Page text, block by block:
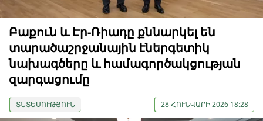
Բաքուն և Էր-Ռիադը քննարկել են
տարածաշրջանային էներգետիկ
նախագծերը և համագործակցության
զարգացումը
ՏՆՏԵՍՈՒԹՅՈՒՆ 28 ՀՈՒՆՎԱՐԻ 2026 18:28